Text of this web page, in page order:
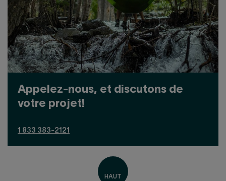
Appelez-nous, et discutons de
votre projet!
1 833 383-2121